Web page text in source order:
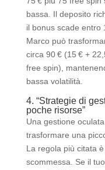
bassa. Il deposito
il bonus scade entro
Marco può
circa 90 € (15 € +
free spin),
bassa volatilità.
4. “Strategie di
poche risorse”
Una gestione
trasformare una
La regola più citata
scommessa. Se il